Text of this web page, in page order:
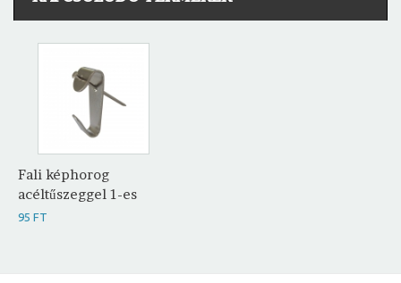
Fali képhorog
acéltűszeggel 1-es
95 FT